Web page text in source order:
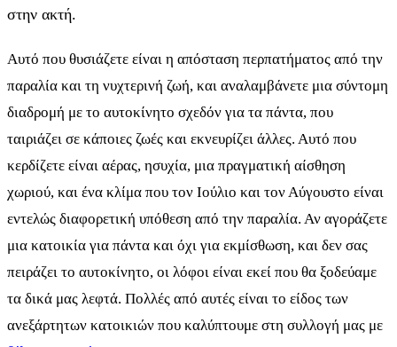
στην ακτή.
Αυτό που θυσιάζετε είναι η απόσταση περπατήματος από την
παραλία και τη νυχτερινή ζωή, και αναλαμβάνετε μια σύντομη
διαδρομή με το αυτοκίνητο σχεδόν για τα πάντα, που
ταιριάζει σε κάποιες ζωές και εκνευρίζει άλλες. Αυτό που
κερδίζετε είναι αέρας, ησυχία, μια πραγματική αίσθηση
χωριού, και ένα κλίμα που τον Ιούλιο και τον Αύγουστο είναι
εντελώς διαφορετική υπόθεση από την παραλία. Αν αγοράζετε
μια κατοικία για πάντα και όχι για εκμίσθωση, και δεν σας
πειράζει το αυτοκίνητο, οι λόφοι είναι εκεί που θα ξοδεύαμε
τα δικά μας λεφτά. Πολλές από αυτές είναι το είδος των
ανεξάρτητων κατοικιών που καλύπτουμε στη συλλογή μας με